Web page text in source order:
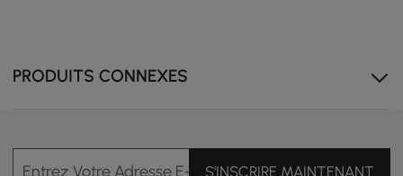
PRODUITS CONNEXES
Entrez Votre Adresse E-mailS'INSCRIRE MAINTENANT